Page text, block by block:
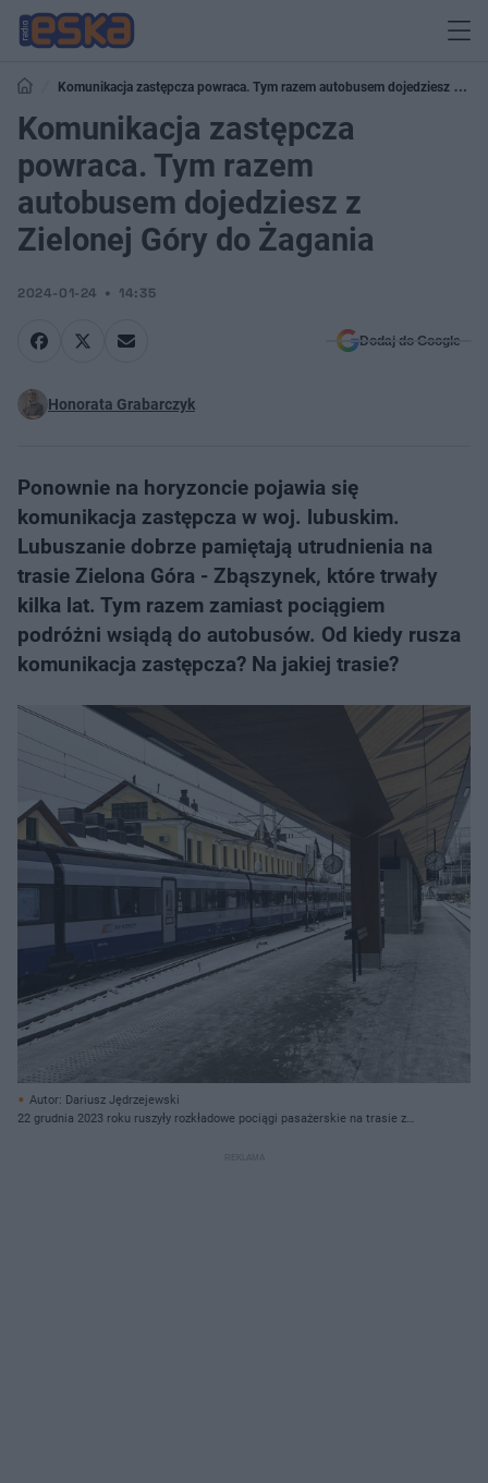
Komunikacja zastępcza powraca. Tym razem autobusem dojedziesz z
Zielonej Góry do Żagania
Komunikacja zastępcza
powraca. Tym razem
autobusem dojedziesz z
Zielonej Góry do Żagania
2024-01-24 14:35
Dodaj do Google
Honorata Grabarczyk
Ponownie na horyzoncie pojawia się
komunikacja zastępcza w woj. lubuskim.
Lubuszanie dobrze pamiętają utrudnienia na
trasie Zielona Góra - Zbąszynek, które trwały
kilka lat. Tym razem zamiast pociągiem
podróżni wsiądą do autobusów. Od kiedy rusza
komunikacja zastępcza? Na jakiej trasie?
Autor: Dariusz Jędrzejewski
22 grudnia 2023 roku ruszyły rozkładowe pociągi pasażerskie na trasie z